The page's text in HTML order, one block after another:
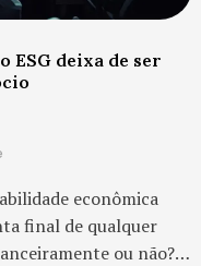
ESG deixa de ser
econômica
final de qualquer
ou não?